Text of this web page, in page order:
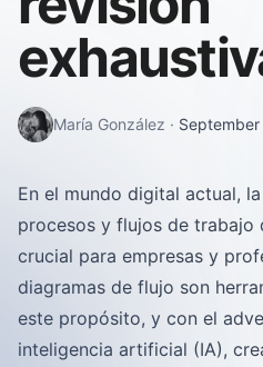
María González · September
En el mundo digital actual,
procesos y flujos de trabajo
crucial para empresas y
diagramas de flujo son
este propósito, y con el
inteligencia artificial (IA),